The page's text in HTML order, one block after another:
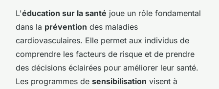
L'éducation sur la santé joue un rôle fondamental
dans la prévention des maladies
cardiovasculaires. Elle permet aux individus de
comprendre les facteurs de risque et de prendre
des décisions éclairées pour améliorer leur santé.
Les programmes de sensibilisation visent à